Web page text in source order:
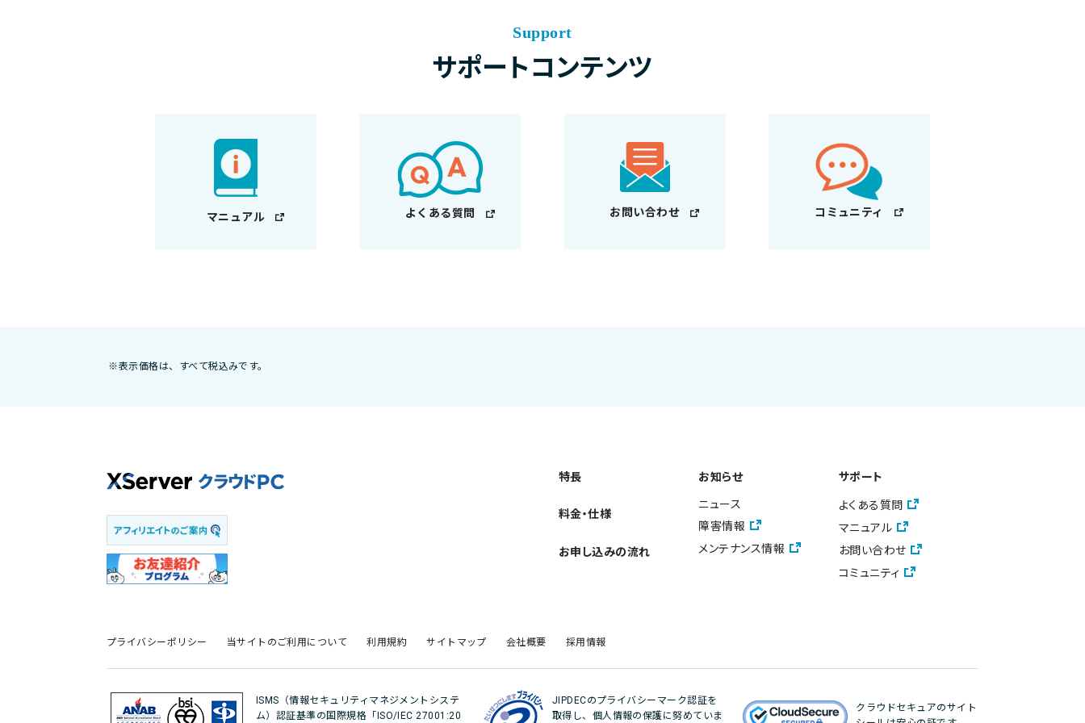
Support
サポートコンテンツ
マニュアル よくある質問 お問い合わせ コミュニティ
※表示価格は、すべて税込みです。
特長
料金・仕様
お申し込みの流れ
お知らせ
ニュース
障害情報
メンテナンス情報
サポート
よくある質問
マニュアル
お問い合わせ
コミュニティ
プライバシーポリシー 当サイトのご利用について 利用規約 サイトマップ 会社概要 採用情報
ISMS（情報セキュリティマネジメントシステ
ム）認証基準の国際規格「ISO/IEC 27001:20
JIPDECのプライバシーマーク認証を
取得し、個人情報の保護に努めていま
クラウドセキュアのサイト